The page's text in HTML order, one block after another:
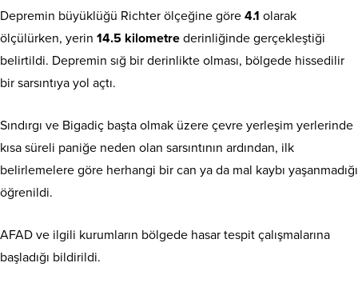
Depremin büyüklüğü Richter ölçeğine göre 4.1 olarak
ölçülürken, yerin 14.5 kilometre derinliğinde gerçekleştiği
belirtildi. Depremin sığ bir derinlikte olması, bölgede hissedilir
bir sarsıntıya yol açtı.
Sındırgı ve Bigadiç başta olmak üzere çevre yerleşim yerlerinde
kısa süreli paniğe neden olan sarsıntının ardından, ilk
belirlemelere göre herhangi bir can ya da mal kaybı yaşanmadığı
öğrenildi.
AFAD ve ilgili kurumların bölgede hasar tespit çalışmalarına
başladığı bildirildi.